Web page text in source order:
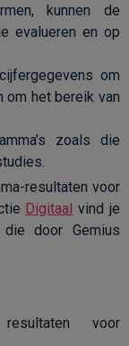
kunnen de
evalueren en op
om
om het bereik van
zoals die
resultaten voor
Digitaal vind je
door Gemius
voor